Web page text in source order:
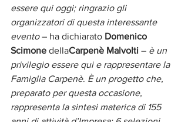
essere qui oggi; ringrazio gli
organizzatori di questa interessante
evento – ha dichiarato Domenico
Scimone dellaCarpenè Malvolti – è un
privilegio essere qui e rappresentare la
Famiglia Carpenè. È un progetto che,
preparato per questa occasione,
rappresenta la sintesi materica di 155